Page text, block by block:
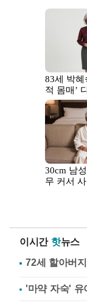
이시간 핫뉴스
'마약 자숙' 유